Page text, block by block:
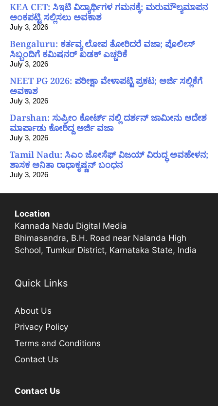
KEA CET: ಸಿಇಟಿ ವಿದ್ಯಾರ್ಥಿಗಳ ಗಮನಕ್ಕೆ; ಮರುಮೌಲ್ಯಮಾಪನ
ಅಂಕಪಟ್ಟಿ ಸಲ್ಲಿಸಲು ಅವಕಾಶ
July 3, 2026
Bengaluru: ಕರ್ತವ್ಯ ಲೋಪ ತೋರಿದರೆ ವಜಾ; ಪೊಲೀಸ್
ಸಿಬ್ಬಂದಿಗೆ ಕಮಿಷನರ್ ಖಡಕ್ ಎಚ್ಚರಿಕೆ
July 3, 2026
NEET PG 2026: ಪರೀಕ್ಷಾ ವೇಳಾಪಟ್ಟಿ ಪ್ರಕಟ; ಅರ್ಜಿ ಸಲ್ಲಿಕೆಗೆ
ಅವಕಾಶ
July 3, 2026
Darshan: ಸುಪ್ರೀಂ ಕೋರ್ಟ್ ನಲ್ಲಿ ದರ್ಶನ್ ಜಾಮೀನು ಆದೇಶ
ಮಾರ್ಪಾಡು ಕೋರಿದ್ದ ಅರ್ಜಿ ವಜಾ
July 3, 2026
Tamil Nadu: ಸಿಎಂ ಜೋಸೆಫ್ ವಿಜಯ್ ವಿರುದ್ಧ ಅವಹೇಳನ;
ಶಾಸಕ ಅನಿತಾ ರಾಧಾಕೃಷ್ಣನ್ ಬಂಧನ
July 3, 2026
Location
Kannada Nadu Digital Media
Bhimasandra, B.H. Road near Nalanda High
School, Tumkur District, Karnataka State, India
Quick Links
About Us
Privacy Policy
Terms and Conditions
Contact Us
Contact Us